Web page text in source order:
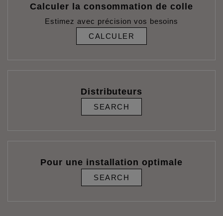
Calculer la consommation de colle
Estimez avec précision vos besoins
CALCULER
Distributeurs
SEARCH
Pour une installation optimale
SEARCH